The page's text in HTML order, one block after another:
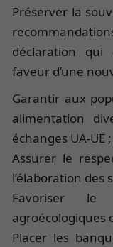
Préserver la
déclaration qui
faveur d’une
Garantir aux
alimentation
échanges UA-UE ;
Assurer le
l’élaboration des
Favoriser le
agroécologiques
Placer les